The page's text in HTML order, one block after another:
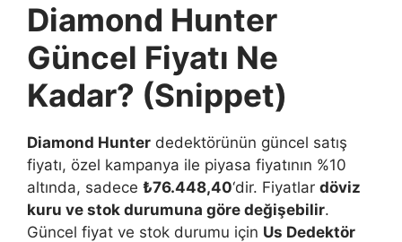
Diamond Hunter
Güncel Fiyatı Ne
Kadar? (Snippet)
Diamond Hunter dedektörünün güncel satış
fiyatı, özel kampanya ile piyasa fiyatının %10
altında, sadece ₺76.448,40‘dir. Fiyatlar döviz
kuru ve stok durumuna göre değişebilir.
Güncel fiyat ve stok durumu için Us Dedektör